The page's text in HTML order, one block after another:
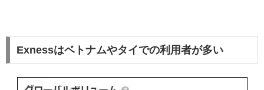
Exnessはベトナムやタイでの利用者が多い